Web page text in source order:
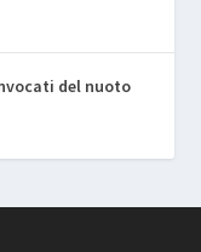
del nuoto